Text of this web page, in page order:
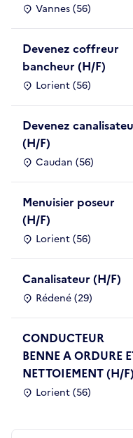
Vannes (56)
Devenez coffreur
bancheur (H/F)
Lorient (56)
Devenez
(H/F)
Caudan (56)
Menuisier poseur
(H/F)
Lorient (56)
Canalisateur (H/F)
Rédené (29)
CONDUCTEUR
BENNE A ORDURE
NETTOIEMENT (H/F)
Lorient (56)